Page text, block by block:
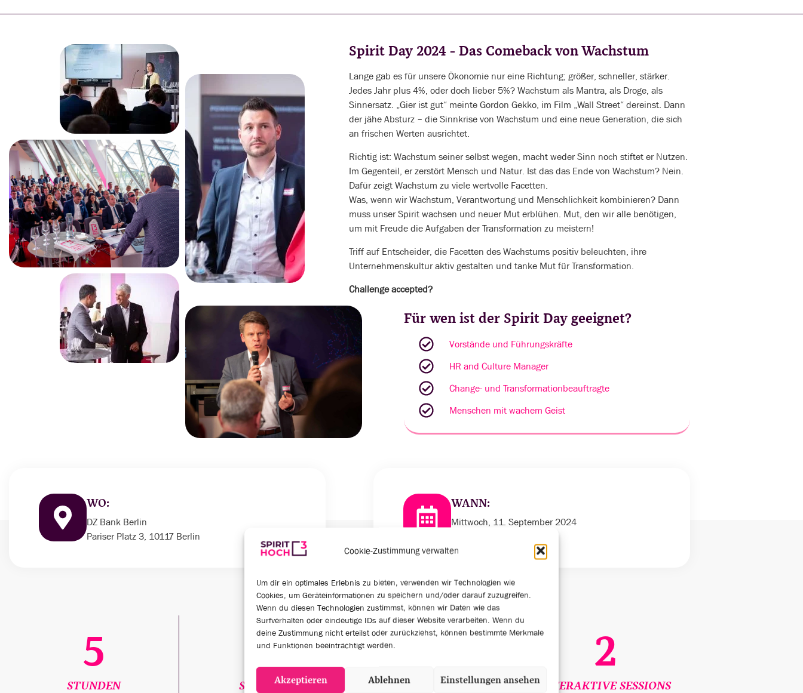
Cookie-Zustimmung verwalten
Um dir ein optimales Erlebnis zu bieten, verwenden wir Technologien wie
Cookies, um Geräteinformationen zu speichern und/oder darauf zuzugreifen.
Wenn du diesen Technologien zustimmst, können wir Daten wie das
Surfverhalten oder eindeutige IDs auf dieser Website verarbeiten. Wenn du
deine Zustimmung nicht erteilst oder zurückziehst, können bestimmte Merkmale
und Funktionen beeinträchtigt werden.
Akzeptieren Ablehnen Einstellungen ansehen
Spirit Day 2024 - Das Comeback von Wachstum
Lange gab es für unsere Ökonomie nur eine Richtung; größer, schneller, stärker.
Jedes Jahr plus 4%, oder doch lieber 5%? Wachstum als Mantra, als Droge, als
Sinnersatz. „Gier ist gut“ meinte Gordon Gekko, im Film „Wall Street“ dereinst. Dann
der jähe Absturz – die Sinnkrise von Wachstum und eine neue Generation, die sich
an frischen Werten ausrichtet.
Richtig ist: Wachstum seiner selbst wegen, macht weder Sinn noch stiftet er Nutzen.
Im Gegenteil, er zerstört Mensch und Natur. Ist das das Ende von Wachstum? Nein.
Dafür zeigt Wachstum zu viele wertvolle Facetten.
Was, wenn wir Wachstum, Verantwortung und Menschlichkeit kombinieren? Dann
muss unser Spirit wachsen und neuer Mut erblühen. Mut, den wir alle benötigen,
um mit Freude die Aufgaben der Transformation zu meistern!
Triff auf Entscheider, die Facetten des Wachstums positiv beleuchten, ihre
Unternehmenskultur aktiv gestalten und tanke Mut für Transformation.
Challenge accepted?
Für wen ist der Spirit Day geeignet?
Vorstände und Führungskräfte
HR and Culture Manager
Change- und Transformationbeauftragte
Menschen mit wachem Geist
WO:
DZ Bank Berlin
Pariser Platz 3, 10117 Berlin
WANN:
Mittwoch, 11. September 2024
STUNDEN
5
SPEAKER
6
EVENT SESSIONS
4
INTERAKTIVE SESSIONS
2